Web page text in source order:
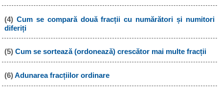
(4) Cum se compară două fracții cu numărători și numitori
diferiți
(5) Cum se sortează (ordonează) crescător mai multe fracții
(6)Adunarea fracțiilor ordinare